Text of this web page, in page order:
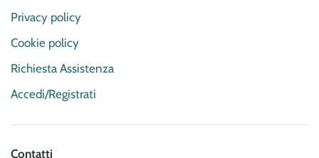
Privacy policy
Cookie policy
Richiesta Assistenza
Accedi/Registrati
Contatti